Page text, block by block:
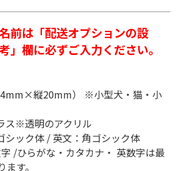
前は「配送オプションの設
」欄に必ずご入力ください。
縦20mm） ※小型犬・猫・小
ス※透明のアクリル
シック体 / 英文：角ゴシック体
/ひらがな・カタカナ・ 英数字は最
す。